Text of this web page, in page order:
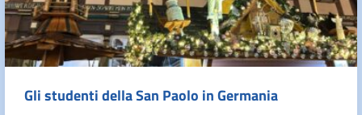
Gli studenti della San Paolo in Germania